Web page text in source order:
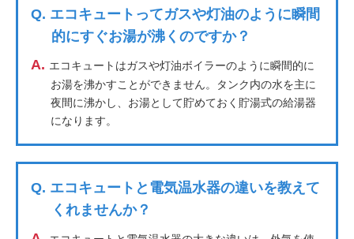
Q. エコキュートってガスや灯油のように瞬間
的にすぐお湯が沸くのですか？
A. エコキュートはガスや灯油ボイラーのように瞬間的に
お湯を沸かすことができません。タンク内の水を主に
夜間に沸かし、お湯として貯めておく貯湯式の給湯器
になります。
Q. エコキュートと電気温水器の違いを教えて
くれませんか？